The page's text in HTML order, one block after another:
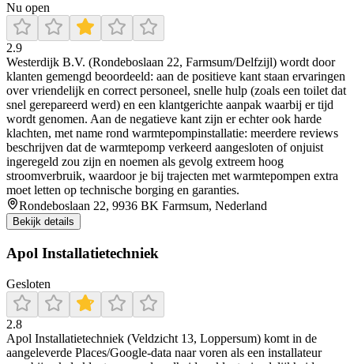
Nu open
2.9
Westerdijk B.V. (Rondeboslaan 22, Farmsum/Delfzijl) wordt door
klanten gemengd beoordeeld: aan de positieve kant staan ervaringen
over vriendelijk en correct personeel, snelle hulp (zoals een toilet dat
snel gerepareerd werd) en een klantgerichte aanpak waarbij er tijd
wordt genomen. Aan de negatieve kant zijn er echter ook harde
klachten, met name rond warmtepompinstallatie: meerdere reviews
beschrijven dat de warmtepomp verkeerd aangesloten of onjuist
ingeregeld zou zijn en noemen als gevolg extreem hoog
stroomverbruik, waardoor je bij trajecten met warmtepompen extra
moet letten op technische borging en garanties.
Rondeboslaan 22, 9936 BK Farmsum, Nederland
Bekijk details
Apol Installatietechniek
Gesloten
2.8
Apol Installatietechniek (Veldzicht 13, Loppersum) komt in de
aangeleverde Places/Google-data naar voren als een installateur